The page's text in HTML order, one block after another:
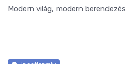
Modern világ, modern berendezés